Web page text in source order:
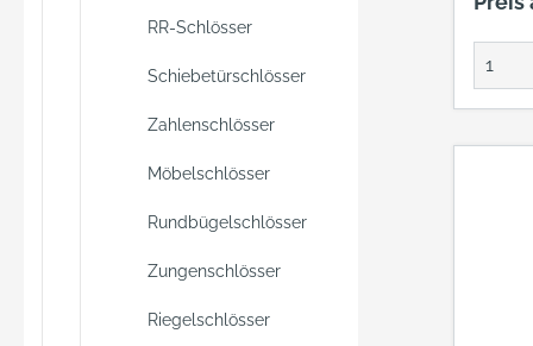
RR-Schlösser
Schiebetürschlösser
Zahlenschlösser
Möbelschlösser
Rundbügelschlösser
Zungenschlösser
Riegelschlösser
ASS
an.